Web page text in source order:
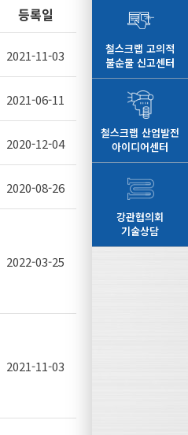
등록일
2021-11-03
2021-06-11
2020-12-04
2020-08-26
2022-03-25
2021-11-03
철스크랩 고의적
불순물 신고센터
철스크랩 산업발전
아이디어센터
강관협의회
기술상담